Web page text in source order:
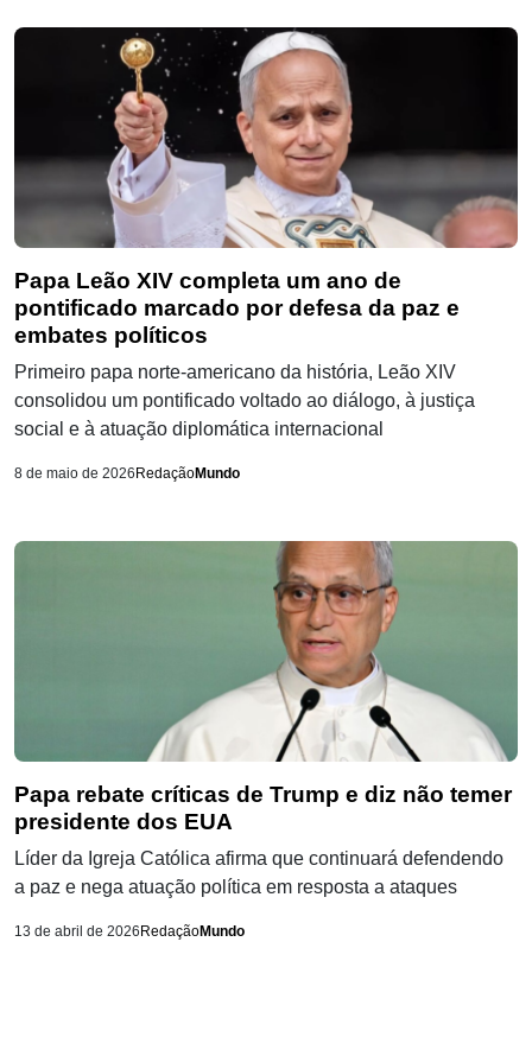
Papa Leão XIV completa um ano de
pontificado marcado por defesa da paz e
embates políticos
Primeiro papa norte-americano da história, Leão XIV
consolidou um pontificado voltado ao diálogo, à justiça
social e à atuação diplomática internacional
8 de maio de 2026 RedaçãoMundo
Papa rebate críticas de Trump e diz não temer
presidente dos EUA
Líder da Igreja Católica afirma que continuará defendendo
a paz e nega atuação política em resposta a ataques
13 de abril de 2026 RedaçãoMundo